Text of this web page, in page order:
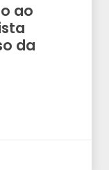
ao
da